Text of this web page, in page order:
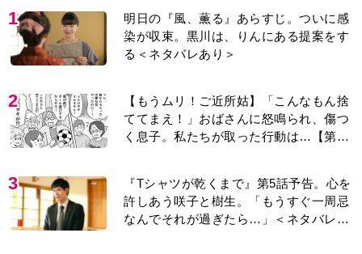
1
明日の『風、薫る』あらすじ。ついに感
染が収束。黒川は、りんにある提案をす
る＜ネタバレあり＞
2
【もうムリ！ご近所姑】「こんなもん捨
ててまえ！」おばさんに怒鳴られ、傷つ
く息子。私たちが取った行動は…【第3
3
『Tシャツが乾くまで』第5話予告。心を
許しあう咲子と樹生。「もうすぐ一周忌
なんでそれが過ぎたら…」＜ネタバレあ